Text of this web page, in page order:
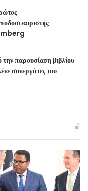
παρουσίαση βιβλίου
συνεργάτες του